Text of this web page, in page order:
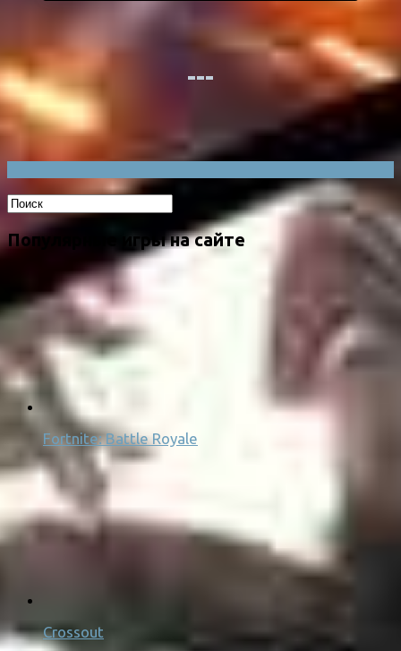
Популярные игры на сайте
Fortnite: Battle Royale
Crossout